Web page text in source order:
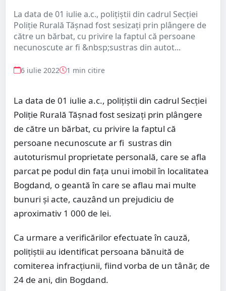
La data de 01 iulie a.c., polițiștii din cadrul Secției
Poliție Rurală Tășnad fost sesizați prin plângere de
către un bărbat, cu privire la faptul că persoane
necunoscute ar fi &nbsp;sustras din autot...
6 iulie 2022 1 min citire
La data de 01 iulie a.c., polițiștii din cadrul Secției
Poliție Rurală Tășnad fost sesizați prin plângere
de către un bărbat, cu privire la faptul că
persoane necunoscute ar fi sustras din
autoturismul proprietate personală, care se afla
parcat pe podul din fața unui imobil în localitatea
Bogdand, o geantă în care se aflau mai multe
bunuri și acte, cauzând un prejudiciu de
aproximativ 1 000 de lei.
Ca urmare a verificărilor efectuate în cauză,
polițiștii au identificat persoana bănuită de
comiterea infracțiunii, fiind vorba de un tânăr, de
24 de ani, din Bogdand.